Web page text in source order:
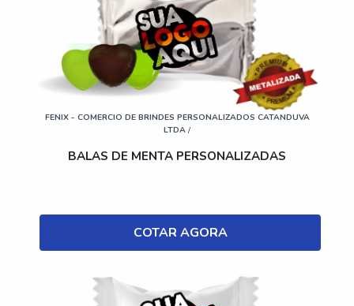
FENIX - COMERCIO DE BRINDES PERSONALIZADOS CATANDUVA
LTDA /
BALAS DE MENTA PERSONALIZADAS
COTAR AGORA